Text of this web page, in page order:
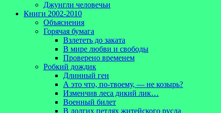
Джунгли человечьи
Книги 2002-2010
Объяснения
Горячая бумага
Взлететь до заката
В мире любви и свободы
Проверено временем
Робкий дождик
Длинный ген
А это что, по-твоему, — не козырь?
Изменчив леса дикий лик…
Военный билет
В долгих петлях житейского русла